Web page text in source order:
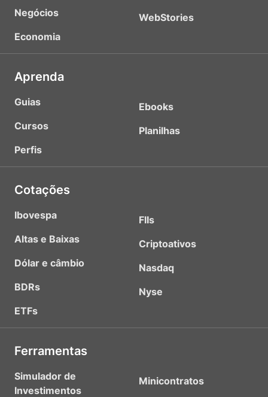
Negócios
Economia
WebStories
Aprenda
Guias
Cursos
Perfis
Ebooks
Planilhas
Cotações
Ibovespa
Altas e Baixas
Dólar e câmbio
BDRs
ETFs
FIIs
Criptoativos
Nasdaq
Nyse
Ferramentas
Simulador de
Investimentos
Minicontratos